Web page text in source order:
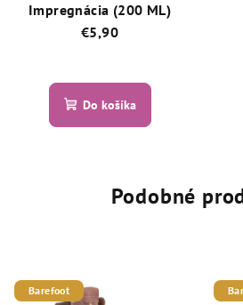
Impregnácia (200 ML)
€5,90
hodnotenie
produktu
hviezdičiek.
Do košíka
Podobné
Barefoot